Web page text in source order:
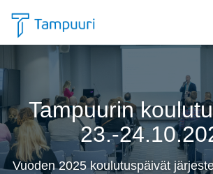
Tampuurin
23.-
Vuoden 2025 koulutuspäivät